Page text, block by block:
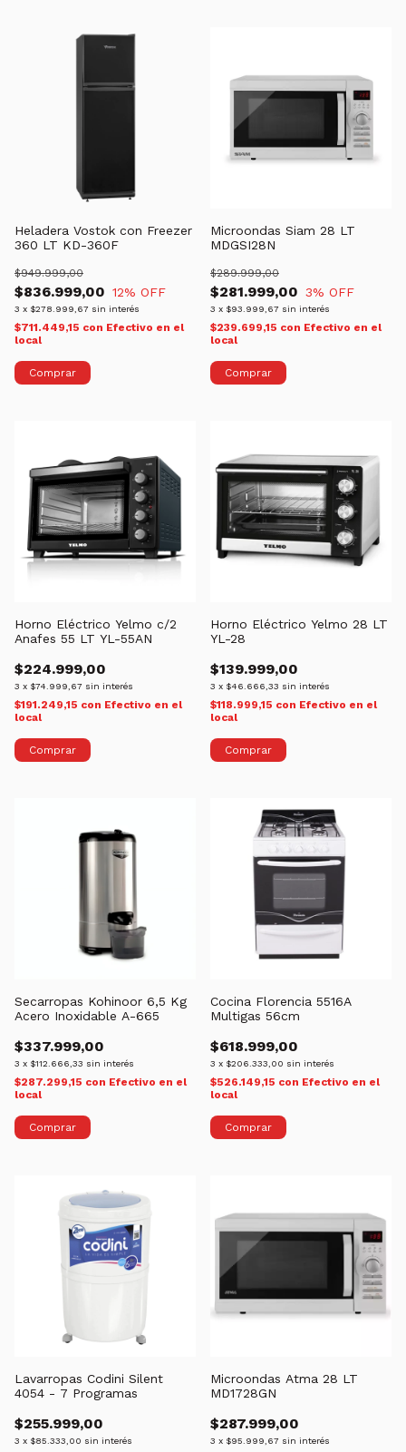
Heladera Vostok con Freezer
360 LT KD-360F
$836.999,00
$949.999,00
12% OFF
3 x $278.999,67 sin interés
$711.449,15 con Efectivo en el
local
Microondas Siam 28 LT
MDGSI28N
$281.999,00
$289.999,00
3% OFF
3 x $93.999,67 sin interés
$239.699,15 con Efectivo en el
local
Horno Eléctrico Yelmo c/2
Anafes 55 LT YL-55AN
$224.999,00
3 x $74.999,67 sin interés
$191.249,15 con Efectivo en el
local
Horno Eléctrico Yelmo 28 LT
YL-28
$139.999,00
3 x $46.666,33 sin interés
$118.999,15 con Efectivo en el
local
Secarropas Kohinoor 6,5 Kg
Acero Inoxidable A-665
$337.999,00
3 x $112.666,33 sin interés
$287.299,15 con Efectivo en el
local
Cocina Florencia 5516A
Multigas 56cm
$618.999,00
3 x $206.333,00 sin interés
$526.149,15 con Efectivo en el
local
Lavarropas Codini Silent
4054 - 7 Programas
$255.999,00
3 x $85.333,00 sin interés
Microondas Atma 28 LT
MD1728GN
$287.999,00
3 x $95.999,67 sin interés